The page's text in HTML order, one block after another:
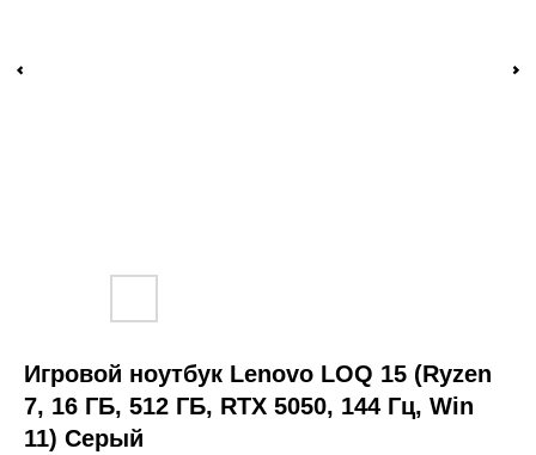
Игровой ноутбук Lenovo LOQ 15 (Ryzen
7, 16 ГБ, 512 ГБ, RTX 5050, 144 Гц, Win
11) Серый